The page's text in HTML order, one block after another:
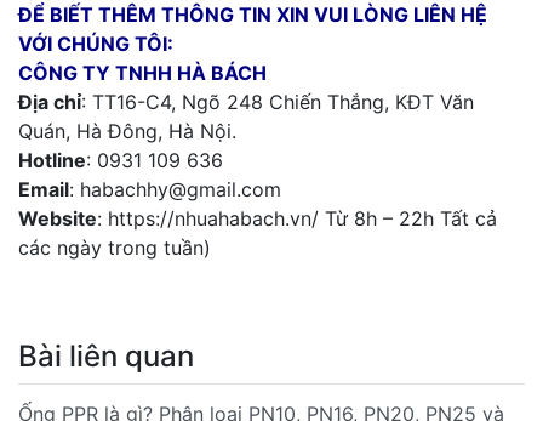
ĐỂ BIẾT THÊM THÔNG TIN XIN VUI LÒNG LIÊN HỆ
VỚI CHÚNG TÔI:
CÔNG TY TNHH HÀ BÁCH
Địa chỉ: TT16-C4, Ngõ 248 Chiến Thắng, KĐT Văn
Quán, Hà Đông, Hà Nội.
Hotline: 0931 109 636
Email: habachhy@gmail.com
Website: https://nhuahabach.vn/ Từ 8h – 22h Tất cả
các ngày trong tuần)
Bài liên quan
Ống PPR là gì? Phân loại PN10, PN16, PN20, PN25 và